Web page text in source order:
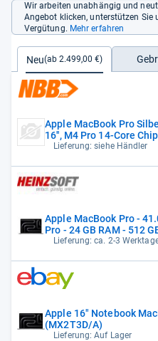
Wir arbeiten unabhängig und
Angebot klicken, unterstützen Sie
Vergütung. Mehr erfahren
Neu(ab 2.499,00 €)
Apple MacBook Pro
16'', M4 Pro 14-Core
Lieferung: siehe Händler
Apple MacBook Pro -
Pro - 24 GB RAM - 512
Lieferung: ca. 2-3
Apple 16" Notebook
(MX2T3D/A)
Lieferung: Auf Lager